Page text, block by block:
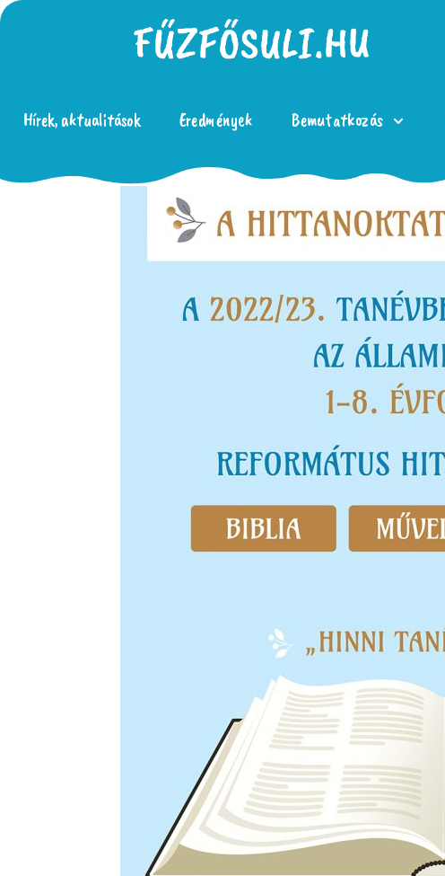
Hírek, aktualitások Eredmények Bemutatkozás